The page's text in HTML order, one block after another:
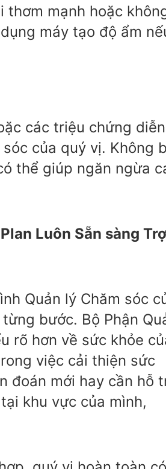
thơm mạnh hoặc
máy tạo độ ẩm
các triệu chứng diễn
của quý vị. Không
thể giúp ngăn ngừa
Luôn Sẵn sàng Trợ
Quản lý Chăm sóc
bước. Bộ Phận
rõ hơn về sức khỏe
việc cải thiện sức
đoán mới hay cần hỗ
khu vực của mình,